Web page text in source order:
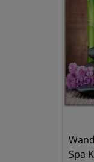
Spa